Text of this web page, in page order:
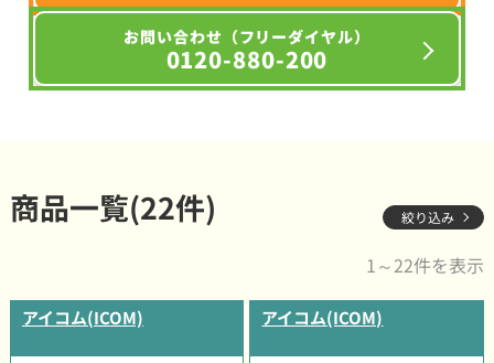
お問い合わせ（フリーダイヤル）
0120-880-200
商品一覧(22件) 絞り込み
1～22件を表示
アイコム(ICOM) アイコム(ICOM)